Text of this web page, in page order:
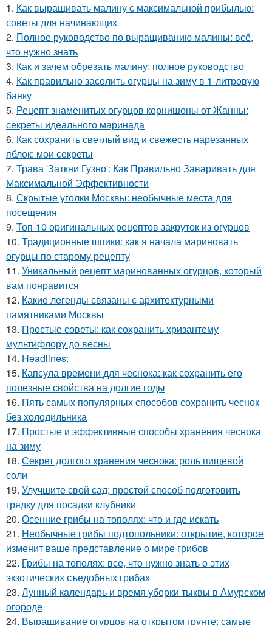
1. Как выращивать малину с максимальной прибылью:
советы для начинающих
2. Полное руководство по выращиванию малины: всё,
что нужно знать
3. Как и зачем обрезать малину: полное руководство
4. Как правильно засолить огурцы на зиму в 1-литровую
банку
5. Рецепт знаменитых огурцов корнишоны от Жанны:
секреты идеального маринада
6. Как сохранить светлый вид и свежесть нарезанных
яблок: мои секреты
7. Трава 'Заткни Гузно': Как Правильно Заваривать для
Максимальной Эффективности
8. Скрытые уголки Москвы: необычные места для
посещения
9. Топ-10 оригинальных рецептов закруток из огурцов
10. Традиционные шпики: как я начала мариновать
огурцы по старому рецепту
11. Уникальный рецепт маринованных огурцов, который
вам понравится
12. Какие легенды связаны с архитектурными
памятниками Москвы
13. Простые советы: как сохранить хризантему
мультифлору до весны
14. Headlines:
15. Капсула времени для чеснока: как сохранить его
полезные свойства на долгие годы
16. Пять самых популярных способов сохранить чеснок
без холодильника
17. Простые и эффективные способы хранения чеснока
на зиму
18. Секрет долгого хранения чеснока: роль пищевой
соли
19. Улучшите свой сад: простой способ подготовить
грядку для посадки клубники
20. Осенние грибы на тополях: что и где искать
21. Необычные грибы подтопольники: открытие, которое
изменит ваше представление о мире грибов
22. Грибы на тополях: все, что нужно знать о этих
экзотических съедобных грибах
23. Лунный календарь и время уборки тыквы в Амурском
огороде
24. Выращивание огурцов на открытом грунте: самые